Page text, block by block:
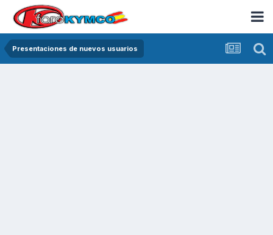
Presentaciones de nuevos usuarios